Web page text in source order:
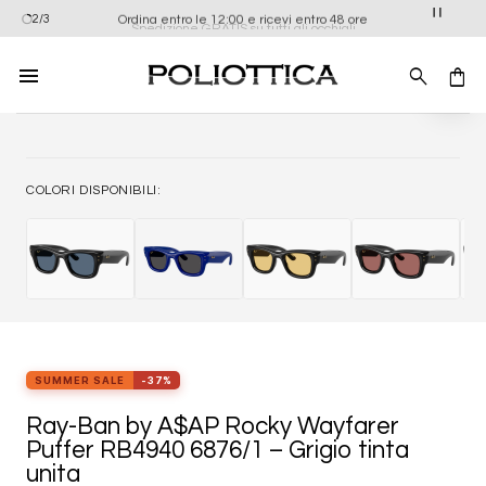
Salta
ai
contenuti
2/3
Spedizione GRATIS su tutti gli occhiali
Ordina entro le 12:00 e ricevi entro 48 ore
COLORI DISPONIBILI:
SUMMER SALE -37%
Ray-Ban by A$AP Rocky Wayfarer
Puffer RB4940 6876/1 – Grigio tinta
unita